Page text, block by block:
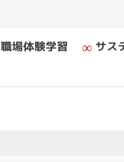
職場体験学習
サス